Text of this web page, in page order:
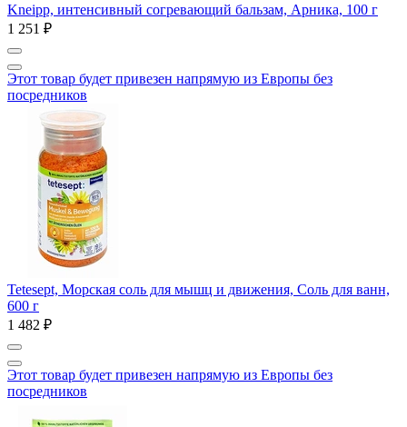
Kneipp, интенсивный согревающий бальзам, Арника, 100 г
1 251 ₽
Этот товар будет привезен напрямую из Европы без
посредников
Tetesept, Морская соль для мышц и движения, Соль для ванн,
600 г
1 482 ₽
Этот товар будет привезен напрямую из Европы без
посредников